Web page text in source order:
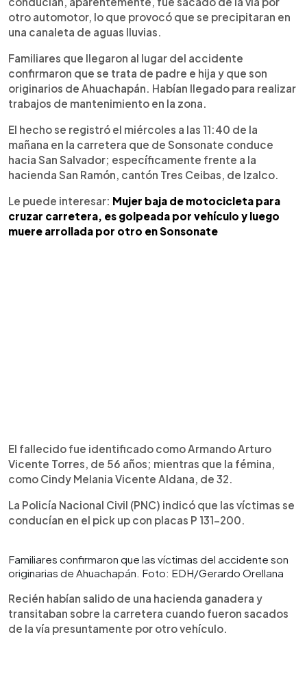
otro automotor, lo que provocó que se precipitaran en
una canaleta de aguas lluvias.
Familiares que llegaron al lugar del accidente
confirmaron que se trata de padre e hija y que son
originarios de Ahuachapán. Habían llegado para realizar
trabajos de mantenimiento en la zona.
El hecho se registró el miércoles a las 11:40 de la
mañana en la carretera que de Sonsonate conduce
hacia San Salvador; específicamente frente a la
hacienda San Ramón, cantón Tres Ceibas, de Izalco.
Le puede interesar: Mujer baja de motocicleta para
cruzar carretera, es golpeada por vehículo y luego
muere arrollada por otro en Sonsonate
El fallecido fue identificado como Armando Arturo
Vicente Torres, de 56 años; mientras que la fémina,
como Cindy Melania Vicente Aldana, de 32.
La Policía Nacional Civil (PNC) indicó que las víctimas se
conducían en el pick up con placas P 131-200.
Familiares confirmaron que las víctimas del accidente son
originarias de Ahuachapán. Foto: EDH/Gerardo Orellana
Recién habían salido de una hacienda ganadera y
transitaban sobre la carretera cuando fueron sacados
de la vía presuntamente por otro vehículo.